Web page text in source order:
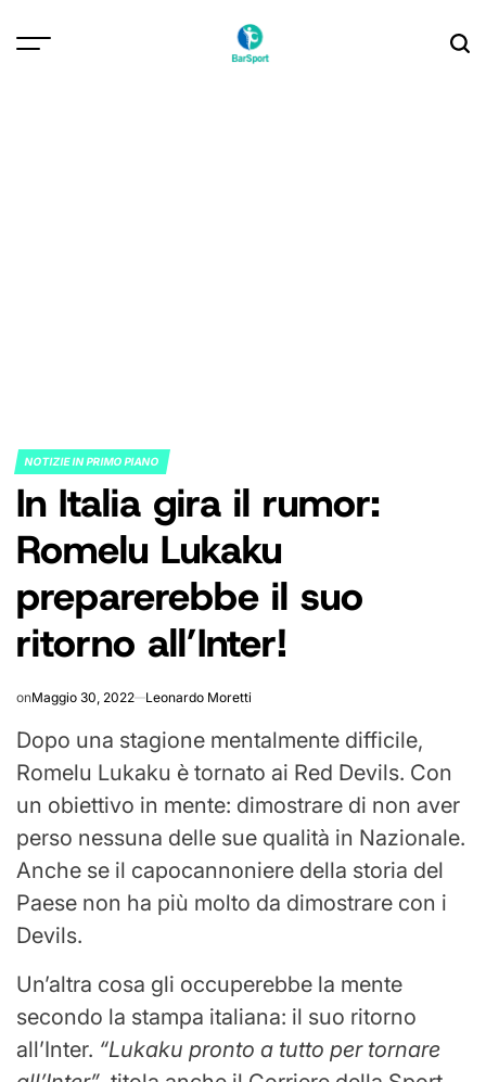
POSTED
IN
NOTIZIE IN PRIMO PIANO
In Italia gira il rumor:
Romelu Lukaku
preparerebbe il suo
ritorno all’Inter!
onMaggio 30, 2022 Leonardo Moretti
Dopo una stagione mentalmente difficile,
Romelu Lukaku è tornato ai Red Devils. Con
un obiettivo in mente: dimostrare di non aver
perso nessuna delle sue qualità in Nazionale.
Anche se il capocannoniere della storia del
Paese non ha più molto da dimostrare con i
Devils.
Un’altra cosa gli occuperebbe la mente
secondo la stampa italiana: il suo ritorno
all’Inter. “Lukaku pronto a tutto per tornare